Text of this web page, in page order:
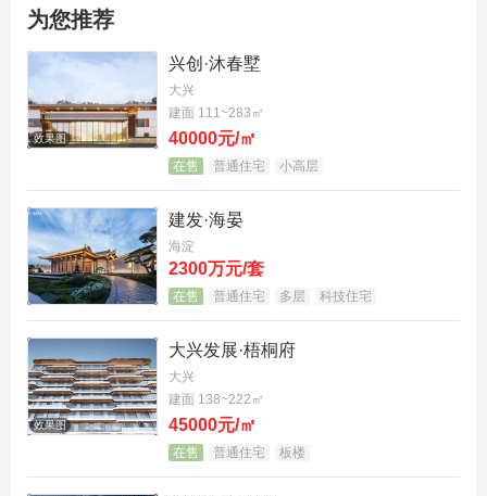
不过地理位置还是不错的，属于大兴区更靠近城区同
时又能受到亦庄发展红利辐射的地方。
为您推荐
效果图
兴创·沐春墅
大兴
建面 111~283㎡
40000元/㎡
在售 普通住宅 小高层
建发·海晏
海淀
2300万元/套
在售 普通住宅 多层 科技住宅
效果图
大兴发展·梧桐府
大兴
建面 138~222㎡
45000元/㎡
在售 普通住宅 板楼